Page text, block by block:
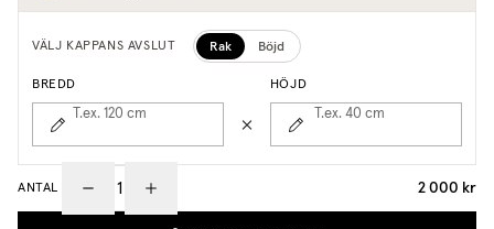
VÄLJ KAPPANS AVSLUT Rak Böjd
BREDD
T.ex. 120 cm
HÖJD
T.ex. 40 cm
ANTAL 2 000 kr